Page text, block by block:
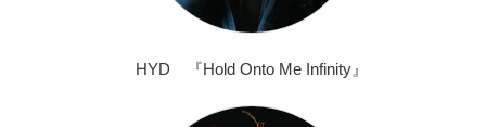
HYD 『Hold Onto Me Infinity』